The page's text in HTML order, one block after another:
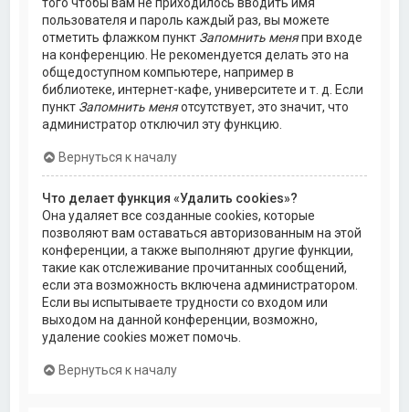
пользователя и пароль каждый раз, вы можете
отметить флажком пункт Запомнить меняпри входе
на конференцию. Не рекомендуется делать это на
общедоступном компьютере, например в
библиотеке, интернет-кафе, университете и т. д. Если
пункт Запомнить меняотсутствует, это значит, что
администратор отключил эту функцию.
Вернуться к началу
Что делает функция «Удалить cookies»?
Она удаляет все созданные cookies, которые
позволяют вам оставаться авторизованным на этой
конференции, а также выполняют другие функции,
такие как отслеживание прочитанных сообщений,
если эта возможность включена администратором.
Если вы испытываете трудности со входом или
выходом на данной конференции, возможно,
удаление cookies может помочь.
Вернуться к началу